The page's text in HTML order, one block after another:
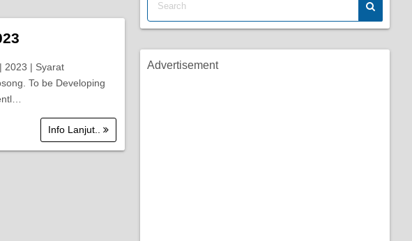
2023 | Syarat
To be Developing
Info Lanjut..
Advertisement